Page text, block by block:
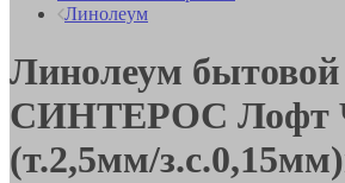
Линолеум
Линолеум бытовой
СИНТЕРОС Лофт
(т.2,5мм/